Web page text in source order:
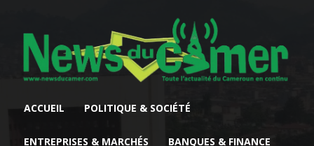
ACCUEIL POLITIQUE & SOCIÉTÉ
ENTREPRISES & MARCHÉS BANQUES & FINANCE